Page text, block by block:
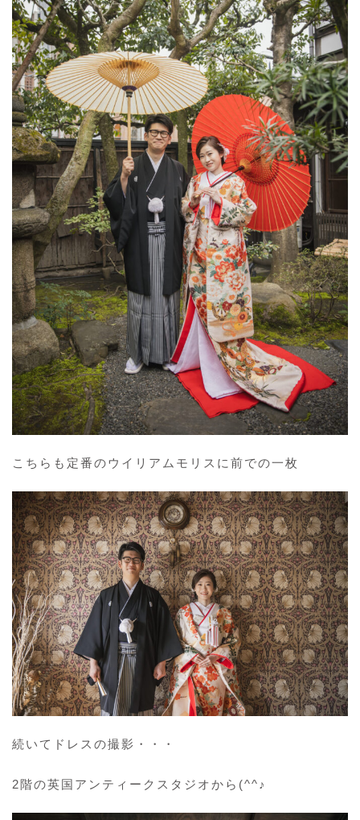
こちらも定番のウイリアムモリスに前での一枚
続いてドレスの撮影・・・
2階の英国アンティークスタジオから(^^♪